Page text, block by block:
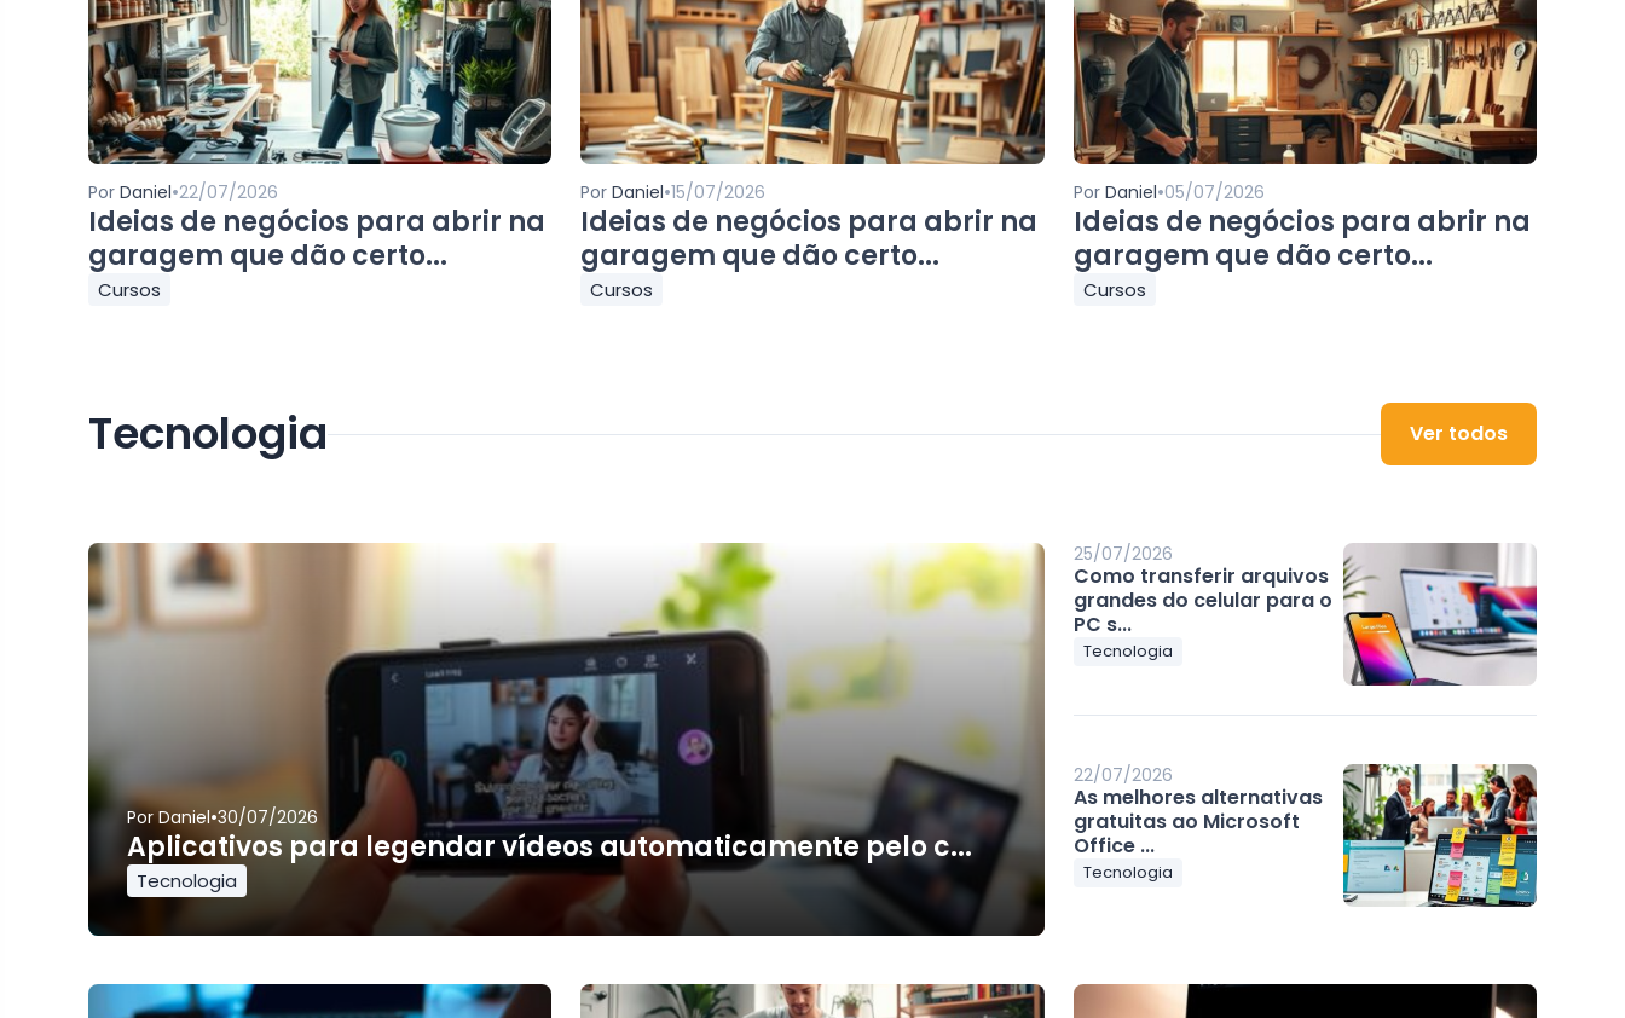
Por Daniel•22/07/2026
Ideias de negócios para abrir na
garagem que dão certo...
Cursos
PorDaniel•15/07/2026
Ideias de negócios para abrir na
garagem que dão certo...
Cursos
Por Daniel•05/07/2026
Ideias de negócios para abrir na
garagem que dão certo...
Cursos
Tecnologia Ver todos
PorDaniel•30/07/2026
Aplicativos para legendar vídeos automaticamente pelo c...
Tecnologia
25/07/2026
Como transferir arquivos
grandes do celular para o
PC s...
Tecnologia
22/07/2026
As melhores alternativas
gratuitas ao Microsoft
Office ...
Tecnologia